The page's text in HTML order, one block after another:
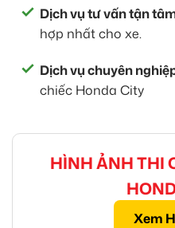
Dịch vụ tư vấn tận
hợp nhất cho xe.
Dịch vụ chuyên
chiếc Honda City
HÌNH ẢNH THI
Xem